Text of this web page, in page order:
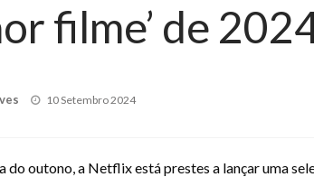
filme’ de
Posted
10 Setembro 2024
do outono, a Netflix está prestes a lançar uma